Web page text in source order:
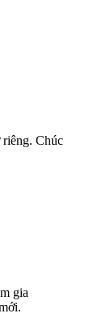
riêng. Chúc
gia